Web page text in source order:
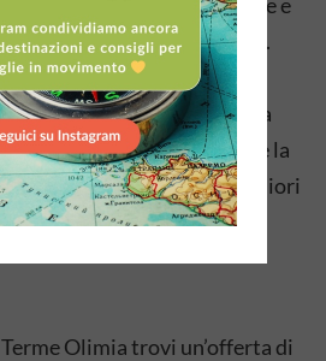
dai maestri di sauna.
programmi
family-
i bambini alla cultura della
e sicuro. Per gli adulti che la
serio, questo è uno dei migliori
regione.
Olimia trovi un’offerta di